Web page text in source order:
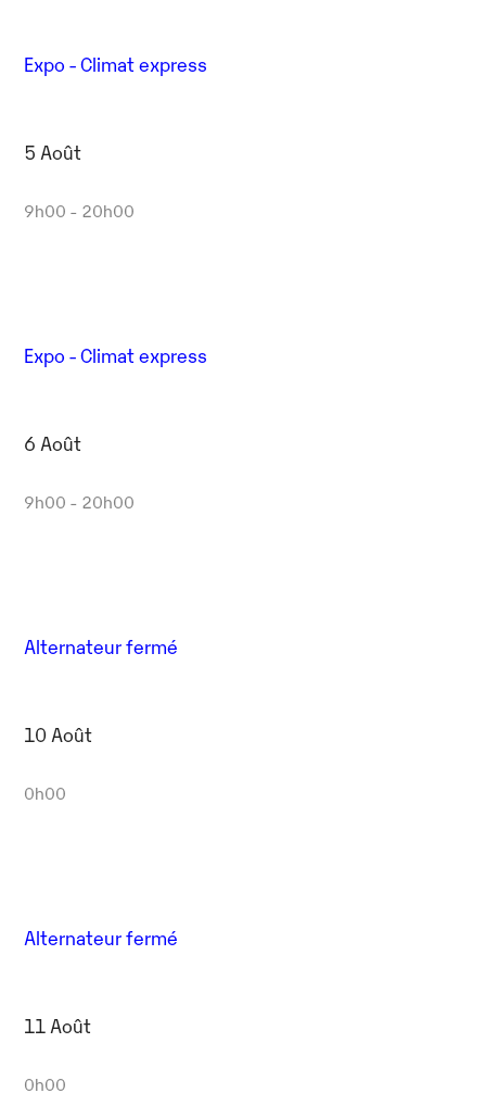
Expo - Climat express
5 Août
9h00 - 20h00
Expo - Climat express
6 Août
9h00 - 20h00
Alternateur fermé
10 Août
0h00
Alternateur fermé
11 Août
0h00